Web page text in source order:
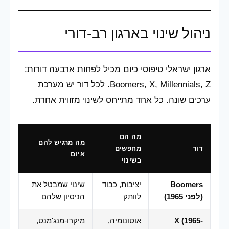
ניהול שינוי בארגון רב-דורי
ארגון ישראלי טיפוסי כיום מכיל לפחות ארבעה דורות:
Boomers, X, Millennials, Z. לכל דור יש מערכת
ערכים שונה. כל אחד מתייחס לשינוי מזווית אחרת.
דור
מה הם
מחפשים
בשינוי
מה מרגיש להם
איום
Boomers
(לפני 1965)
יציבות, כבוד
לוותק
שינוי שמבטל את
הניסיון שלהם
X (1965-
אוטונומיה,
מיקרו-מנג'מנט,